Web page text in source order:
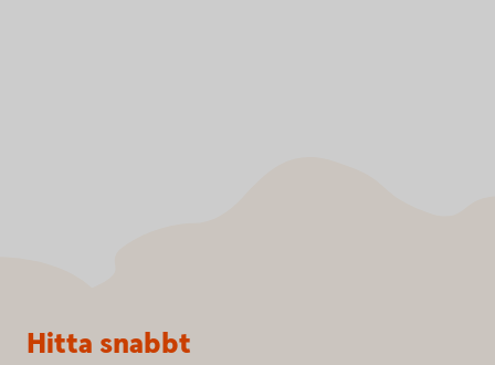
Sidfot
Hitta snabbt